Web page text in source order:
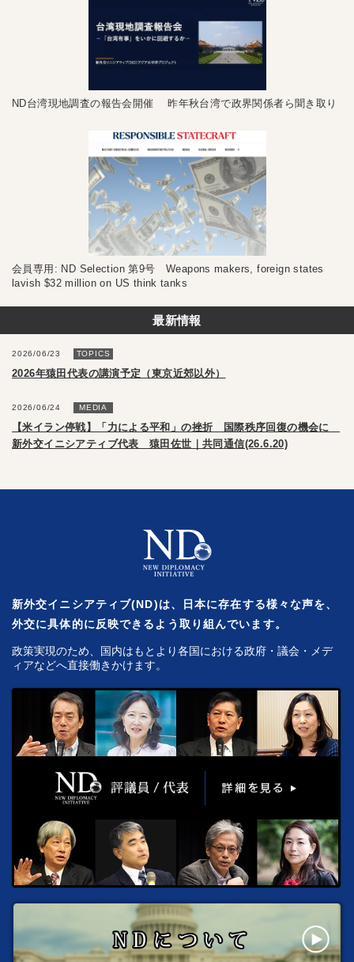
ND台湾現地調査の報告会開催 昨年秋台湾で政界関係者ら聞き取り
会員専用: ND Selection 第9号 Weapons makers, foreign states
lavish $32 million on US think tanks
最新情報
2026/06/23 TOPICS
2026年猿田代表の講演予定（東京近郊以外）
2026/06/24 MEDIA
【米イラン停戦】「力による平和」の挫折 国際秩序回復の機会に
新外交イニシアティブ代表 猿田佐世｜共同通信(26.6.20)
新外交イニシアティブ(ND)は、日本に存在する様々な声を、
外交に具体的に反映できるよう取り組んでいます。
政策実現のため、国内はもとより各国における政府・議会・メデ
ィアなどへ直接働きかけます。